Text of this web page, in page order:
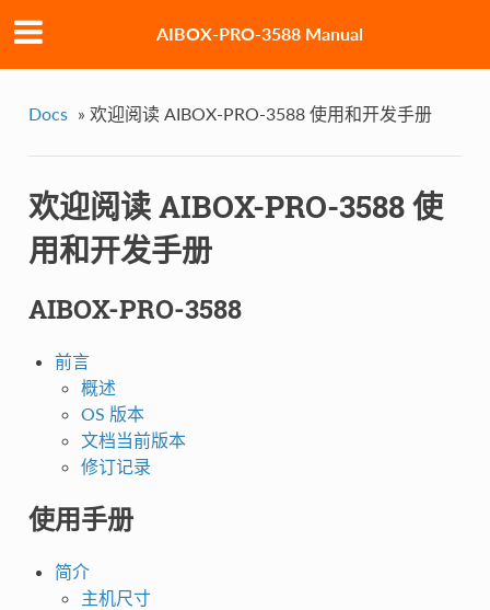
AIBOX-PRO-3588 Manual
Docs » 欢迎阅读 AIBOX-PRO-3588 使用和开发手册
欢迎阅读 AIBOX-PRO-3588 使
用和开发手册
AIBOX-PRO-3588
前言
概述
OS 版本
文档当前版本
修订记录
使用手册
简介
主机尺寸